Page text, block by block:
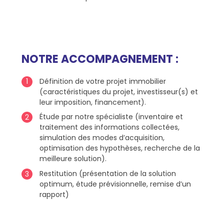
NOTRE ACCOMPAGNEMENT :
Définition de votre projet immobilier
(caractéristiques du projet, investisseur(s) et
leur imposition, financement).
Étude par notre spécialiste (inventaire et
traitement des informations collectées,
simulation des modes d’acquisition,
optimisation des hypothèses, recherche de la
meilleure solution).
Restitution (présentation de la solution
optimum, étude prévisionnelle, remise d’un
rapport)